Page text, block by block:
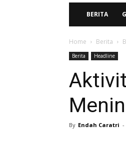
BERITA
Home Berita
Berita Headline
By Endah Caratri -